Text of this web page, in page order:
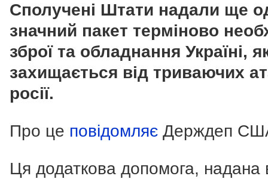
Сполучені Штати надали ще
значний пакет терміново
зброї та обладнання Україні,
захищається від триваючих
росії.
Про це повідомляє Держдеп
Ця додаткова допомога, надана